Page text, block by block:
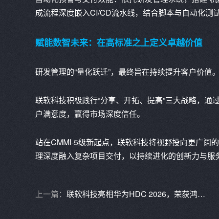
成流程深度嵌入CI/CD流水线，结合脚本与自动化测
赋能数智未来：在高标准之上定义卓越价值
研发管理的“量化跃迁”，最终旨在持续提升客户价值
联软科技积极践行“分享、开拓、提高”三大战略，
户满意度，赢得市场深度信任。
站在CMMI-5级新起点，联软科技将视野投向更广阔
理深度融入复杂项目交付，以持续进化的创新力与
上一篇： 联软科技亮相华为HDC 2026，荣获鸿蒙办公行业先锋奖